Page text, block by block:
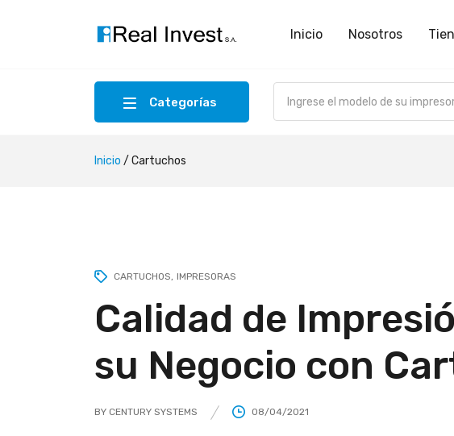
Inicio Nosotros
Categorías
Inicio / Cartuchos
CARTUCHOS IMPRESORAS
Calidad de
su Negocio con
BY CENTURY SYSTEMS 08/04/2021